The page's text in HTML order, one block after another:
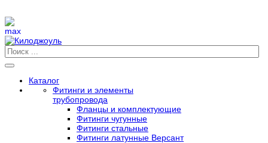
Каталог
Фитинги и элементы
трубопровода
Фланцы и комплектующие
Фитинги чугунные
Фитинги стальные
Фитинги латунные Версант